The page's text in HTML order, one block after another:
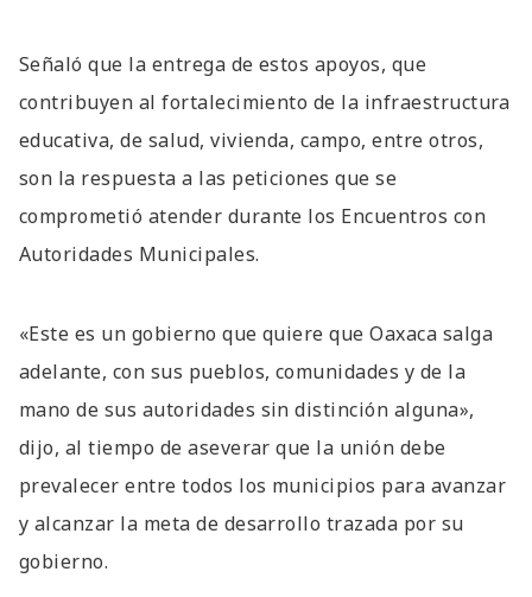
Señaló que la entrega de estos apoyos, que
contribuyen al fortalecimiento de la infraestructura
educativa, de salud, vivienda, campo, entre otros,
son la respuesta a las peticiones que se
comprometió atender durante los Encuentros con
Autoridades Municipales.
«Este es un gobierno que quiere que Oaxaca salga
adelante, con sus pueblos, comunidades y de la
mano de sus autoridades sin distinción alguna»,
dijo, al tiempo de aseverar que la unión debe
prevalecer entre todos los municipios para avanzar
y alcanzar la meta de desarrollo trazada por su
gobierno.